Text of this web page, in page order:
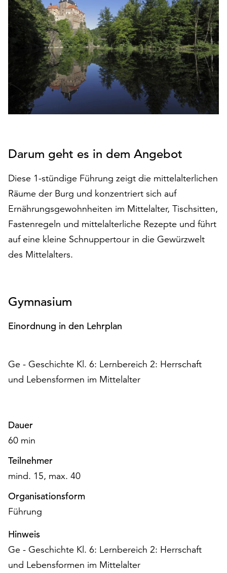
den
Betrieb
Seite
notwendig
sind
(funktionale
Cookies),
sowie
solche,
zu
anonymen
Statistikzwecken
genutzt
werden.
Klicken
Sie
auf
„Alle
akzeptieren“,
Cookies
zu
akzeptieren.
Sie
Einverständnis
jederzeit
Dafür
steht
am
Ende
Seite
die
Schaltfläche
„Cookie-
zur
Verfügung.
Darum geht es in dem Angebot
Diese 1-stündige Führung zeigt die mittelalterlichen
Räume der Burg und konzentriert sich auf
Ernährungsgewohnheiten im Mittelalter, Tischsitten,
Fastenregeln und mittelalterliche Rezepte und führt
auf eine kleine Schnuppertour in die Gewürzwelt
des Mittelalters.
Gymnasium
Einordnung in den Lehrplan
Ge - Geschichte Kl. 6: Lernbereich 2: Herrschaft
und Lebensformen im Mittelalter
Dauer
60 min
Teilnehmer
mind. 15, max. 40
Organisationsform
Führung
Hinweis
Ge - Geschichte Kl. 6: Lernbereich 2: Herrschaft
und Lebensformen im Mittelalter